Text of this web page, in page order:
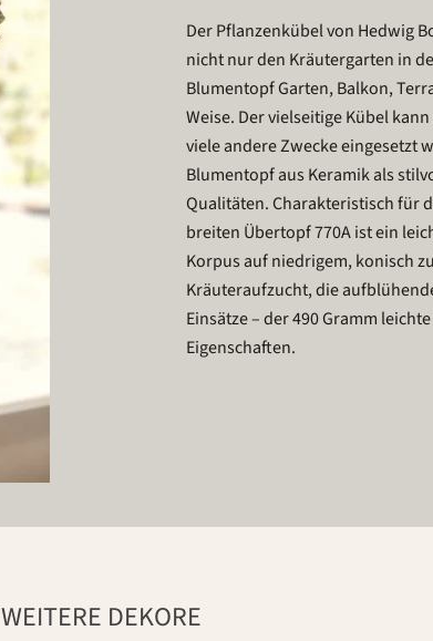
Der Pflanzenkübel von Hedwig
nicht nur den Kräutergarten in
Blumentopf Garten, Balkon,
Weise. Der vielseitige Kübel
viele andere Zwecke eingesetzt
Blumentopf aus Keramik als
Qualitäten. Charakteristisch für
breiten Übertopf 770A ist ein
Korpus auf niedrigem, konisch
Kräuteraufzucht, die
Einsätze – der 490 Gramm
Eigenschaften.
WEITERE DEKORE